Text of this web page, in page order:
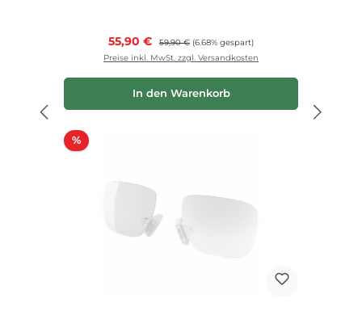
Verkaufspreis:
55,90 € Regulärer Preis:
59,90 € (6.68% gespart)
Preise inkl. MwSt. zzgl. Versandkosten
In den Warenkorb
%Rabatt